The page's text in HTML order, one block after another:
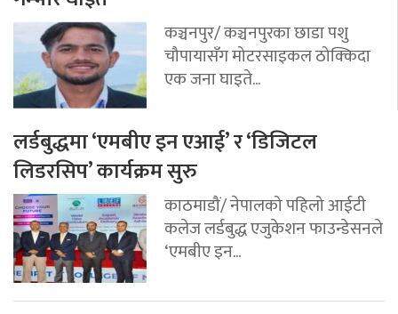
कञ्चनपुर/ कञ्चनपुरका छाडा पशु
चौपायासँग मोटरसाइकल ठोक्किदा
एक जना घाइते...
लर्डबुद्धमा ‘एमबीए इन एआई’ र ‘डिजिटल
लिडरसिप’ कार्यक्रम सुरु
काठमाडौं/ नेपालको पहिलो आईटी
कलेज लर्डबुद्ध एजुकेशन फाउन्डेसनले
‘एमबीए इन...